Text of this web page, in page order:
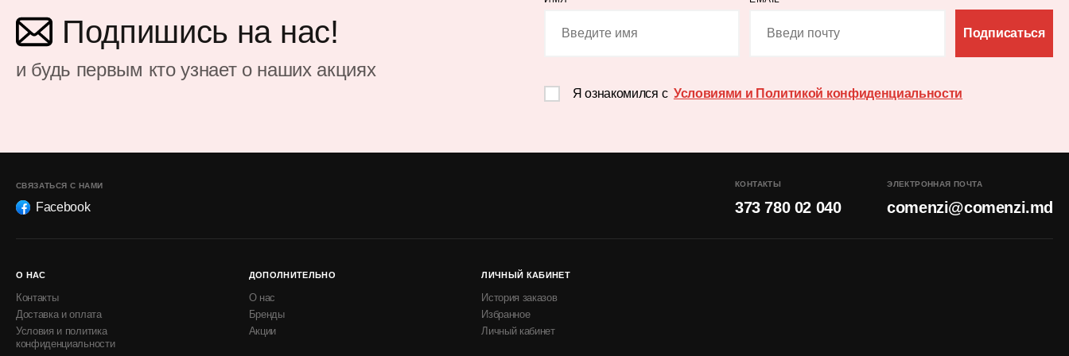
Подпишись на нас!
и будь первым кто узнает о наших акциях
Подписаться
Я ознакомился с Условиями и Политикой конфиденциальности
СВЯЗАТЬСЯ С НАМИ
Facebook
КОНТАКТЫ
373 780 02 040
ЭЛЕКТРОННАЯ ПОЧТА
comenzi@comenzi.md
О НАС
Контакты
Доставка и оплата
Условия и политика
конфиденциальности
ДОПОЛНИТЕЛЬНО
О нас
Бренды
Акции
ЛИЧНЫЙ КАБИНЕТ
История заказов
Избранное
Личный кабинет